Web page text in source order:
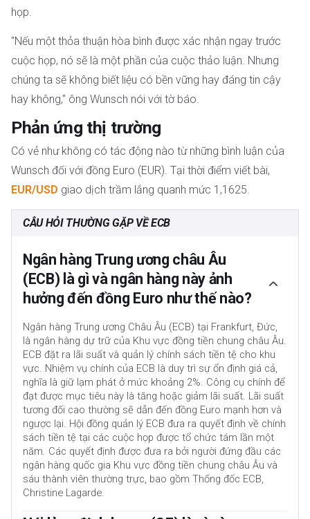
họp.
"Nếu một thỏa thuận hòa bình được xác nhận ngay trước
cuộc họp, nó sẽ là một phần của cuộc thảo luận. Nhưng
chúng ta sẽ không biết liệu có bền vững hay đáng tin cậy
hay không," ông Wunsch nói với tờ báo.
Phản ứng thị trường
Có vẻ như không có tác động nào từ những bình luận của
Wunsch đối với đồng Euro (EUR). Tại thời điểm viết bài,
EUR/USD giao dịch trầm lắng quanh mức 1,1625.
CÂU HỎI THƯỜNG GẶP VỀ ECB
Ngân hàng Trung ương châu Âu
(ECB) là gì và ngân hàng này ảnh
hưởng đến đồng Euro như thế nào?
Ngân hàng Trung ương Châu Âu (ECB) tại Frankfurt, Đức,
là ngân hàng dự trữ của Khu vực đồng tiền chung châu Âu.
ECB đặt ra lãi suất và quản lý chính sách tiền tệ cho khu
vực. Nhiệm vụ chính của ECB là duy trì sự ổn định giá cả,
nghĩa là giữ lạm phát ở mức khoảng 2%. Công cụ chính để
đạt được mục tiêu này là tăng hoặc giảm lãi suất. Lãi suất
tương đối cao thường sẽ dẫn đến đồng Euro mạnh hơn và
ngược lại. Hội đồng quản lý ECB đưa ra quyết định về chính
sách tiền tệ tại các cuộc họp được tổ chức tám lần một
năm. Các quyết định được đưa ra bởi người đứng đầu các
ngân hàng quốc gia Khu vực đồng tiền chung châu Âu và
sáu thành viên thường trực, bao gồm Thống đốc ECB,
Christine Lagarde.